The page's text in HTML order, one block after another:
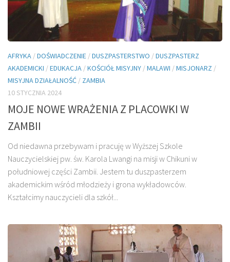
AFRYKA /DOŚWIADCZENIE /DUSZPASTERSTWO /DUSZPASTERZ
AKADEMICKI /EDUKACJA /KOŚCIÓŁ MISYJNY /MALAWI /MISJONARZ /
MISYJNA DZIAŁALNOŚĆ / ZAMBIA
10 STYCZNIA 2024
MOJE NOWE WRAŻENIA Z PLACOWKI W
ZAMBII
Od niedawna przebywam i pracuję w Wyższej Szkole
Nauczycielskiej pw. św. Karola Lwangi na misji w Chikuni w
południowej części Zambii. Jestem tu duszpasterzem
akademickim wśród młodzieży i grona wykładowców.
Kształcimy nauczycieli dla szkół...